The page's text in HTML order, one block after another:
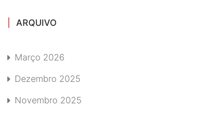
ARQUIVO
Março 2026
Dezembro 2025
Novembro 2025